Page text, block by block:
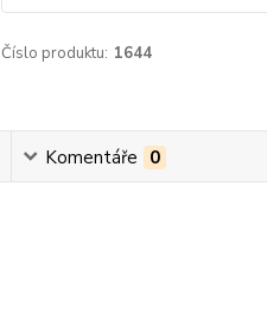
Číslo produktu: 1644
Komentáře 0